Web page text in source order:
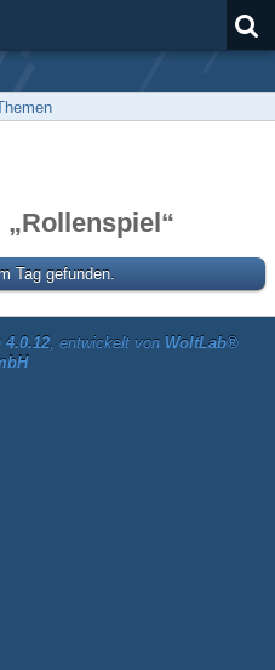
Tag gefunden.
, entwickelt von WoltLab®